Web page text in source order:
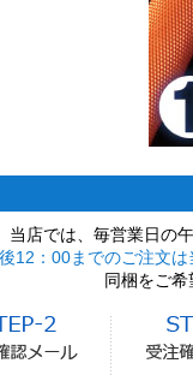
当店では、毎営業日の
12：00までのご注文
同梱をご希